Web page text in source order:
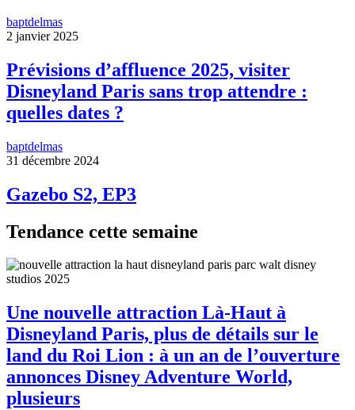
baptdelmas
2 janvier 2025
Prévisions d’affluence 2025, visiter
Disneyland Paris sans trop attendre :
quelles dates ?
baptdelmas
31 décembre 2024
Gazebo S2, EP3
Tendance cette semaine
Une nouvelle attraction Là-Haut à
Disneyland Paris, plus de détails sur le
land du Roi Lion : à un an de l’ouverture
annonces Disney Adventure World,
plusieurs